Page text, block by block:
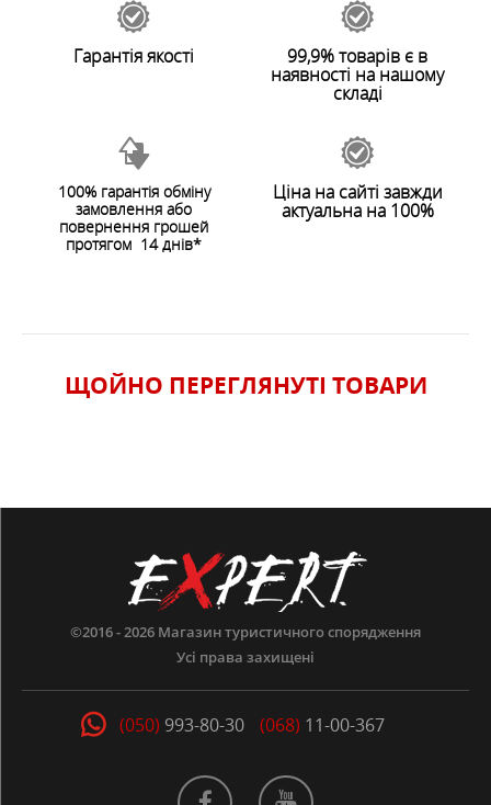
ЗАЛИШИТИ ВІДГУК
Гарантія якості 99,9% товарів є в
наявності на нашому
складі
100% гарантія обміну
замовлення або
повернення грошей
протягом 14 днів*
Ціна на сайті завжди
актуальна на 100%
ЩОЙНО ПЕРЕГЛЯНУТI ТОВАРИ
©2016 - 2026 Магазин туристичного спорядження
Усі права захищені
(050) 993-80-30 (068) 11-00-367